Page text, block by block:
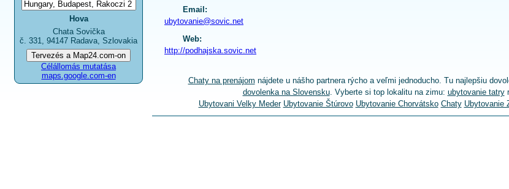
Hova
Chata Sovička
č. 331, 94147 Radava, Szlovakia
Célállomás mutatása
maps.google.com-en
Email:
ubytovanie@sovic.net
Web:
http://podhajska.sovic.net
Chaty na prenájom nájdete u nášho partnera rýcho a veľmi jednoducho. Tu najlepšiu
dovolenka na Slovensku. Vyberte si top lokalitu na zimu: ubytovanie tatry
Ubytovani Velky Meder Ubytovanie Štúrovo Ubytovanie Chorvátsko Chaty Ubytovanie